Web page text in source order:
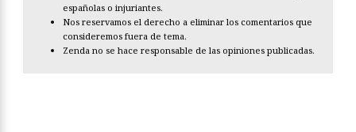
españolas o injuriantes.
Nos reservamos el derecho a eliminar los comentarios que
consideremos fuera de tema.
Zenda no se hace responsable de las opiniones publicadas.